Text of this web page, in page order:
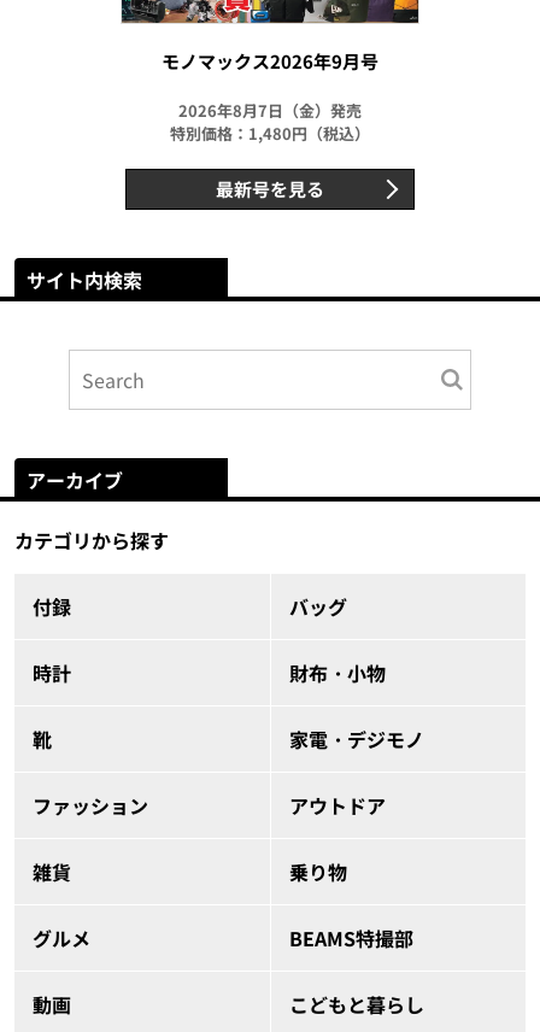
モノマックス2026年9月号
2026年8月7日（金）発売
特別価格：1,480円（税込）
最新号を見る
サイト内検索
アーカイブ
カテゴリから探す
付録 バッグ
時計 財布・小物
靴 家電・デジモノ
ファッション アウトドア
雑貨 乗り物
グルメ BEAMS特撮部
動画 こどもと暮らし